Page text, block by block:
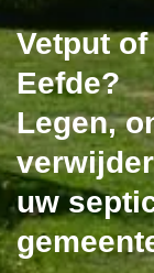
Vetput
Eefde?
Legen,
uw